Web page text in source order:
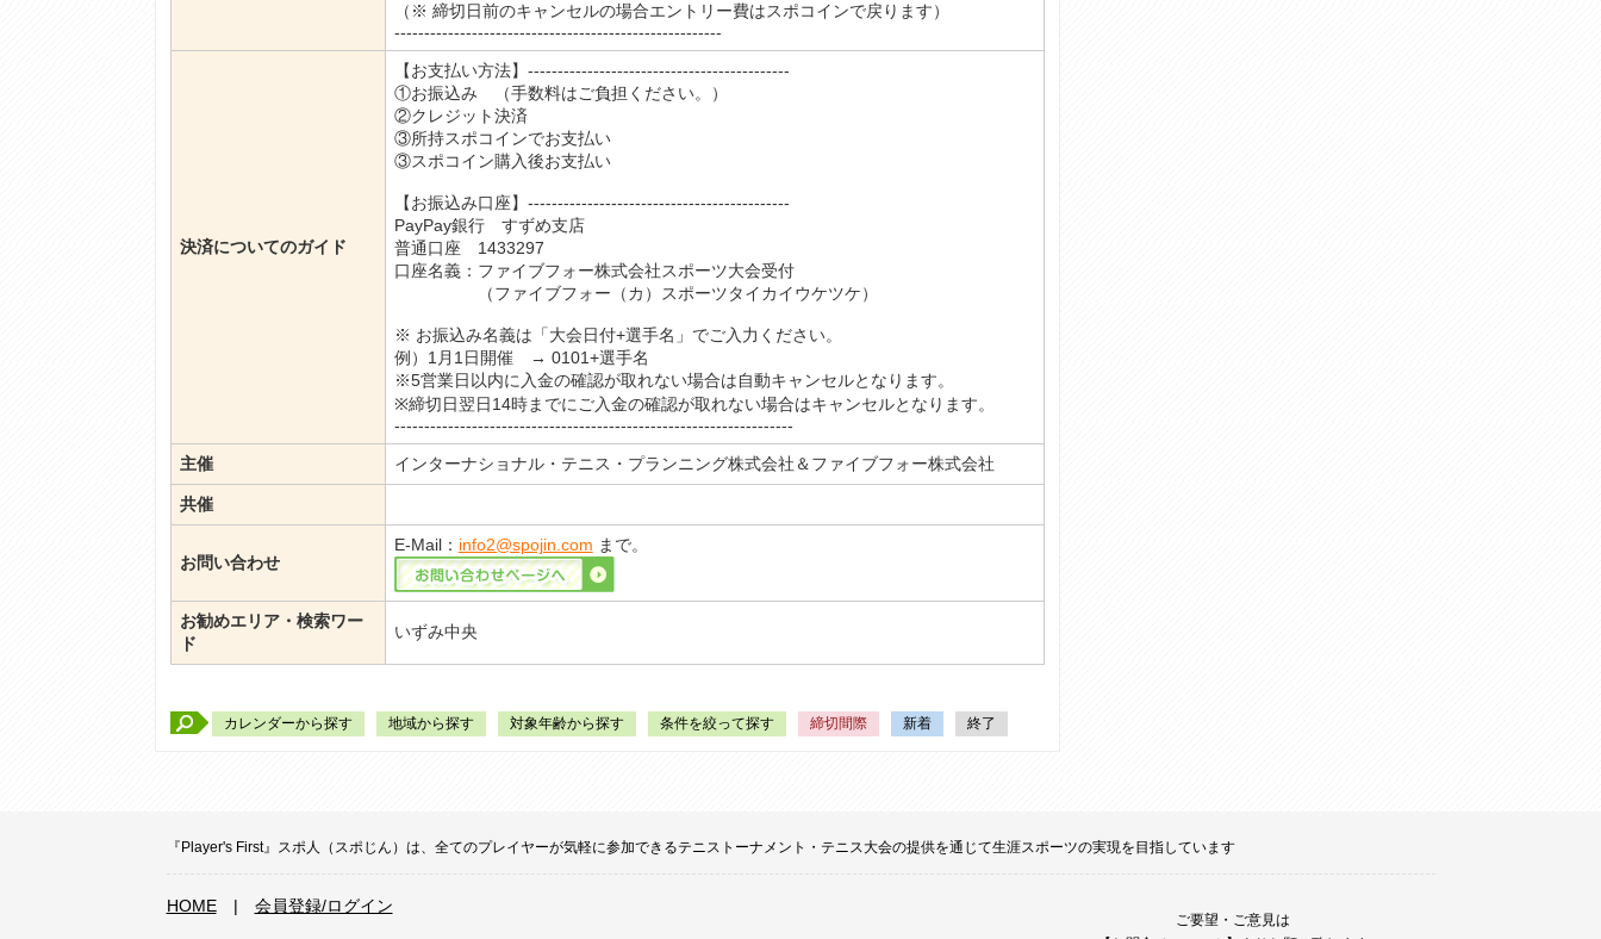
（※ 締切日前のキャンセルの場合エントリー費はスポコインで戻ります）
-------------------------------------------------------
決済についてのガイド
【お支払い方法】--------------------------------------------
①お振込み （手数料はご負担ください。）
②クレジット決済
③所持スポコインでお支払い
③スポコイン購入後お支払い
【お振込み口座】--------------------------------------------
PayPay銀行 すずめ支店
普通口座 1433297
口座名義：ファイブフォー株式会社スポーツ大会受付
（ファイブフォー（カ）スポーツタイカイウケツケ）
※ お振込み名義は「大会日付+選手名」でご入力ください。
例）1月1日開催 → 0101+選手名
※5営業日以内に入金の確認が取れない場合は自動キャンセルとなります。
※締切日翌日14時までにご入金の確認が取れない場合はキャンセルとなります。
-------------------------------------------------------------------
主催
インターナショナル・テニス・プランニング株式会社＆ファイブフォー株式会社
共催
お問い合わせ
E-Mail： info2@spojin.com まで。
お勧めエリア・検索ワー
ド
いずみ中央
カレンダーから探す 地域から探す 対象年齢から探す 条件を絞って探す 締切間際 新着 終了
『Player's First』スポ人（スポじん）は、全てのプレイヤーが気軽に参加できるテニストーナメント・テニス大会の提供を通じて生涯スポーツの実現を目指しています
HOME| 会員登録/ログイン
ご要望・ご意見は